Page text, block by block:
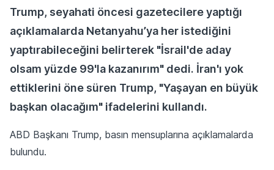
Trump, seyahati öncesi gazetecilere yaptığı
açıklamalarda Netanyahu’ya her istediğini
yaptırabileceğini belirterek "İsrail'de aday
olsam yüzde 99'la kazanırım" dedi. İran'ı yok
ettiklerini öne süren Trump, "Yaşayan en büyük
başkan olacağım" ifadelerini kullandı.
ABD Başkanı Trump, basın mensuplarına açıklamalarda
bulundu.